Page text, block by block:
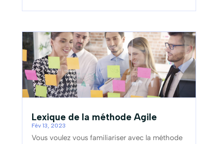
Lexique de la méthode Agile
Fév 13, 2023
Vous voulez vous familiariser avec la méthode